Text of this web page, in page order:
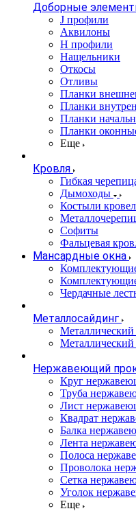
Доборные
J профили
Аквилоны
Н профили
Нащельники
Откосы
Отливы
Планки
Планки
Планки
Планки
Еще
Кровля
Гибкая
Дымоходы
Костыли
Софиты
Фальцевая
Мансардные окна
Чердачные
Металлосайдинг
Нержавеющий
Круг
Труба
Лист
Квадрат
Балка
Лента
Полоса
Проволока
Сетка
Уголок
Еще